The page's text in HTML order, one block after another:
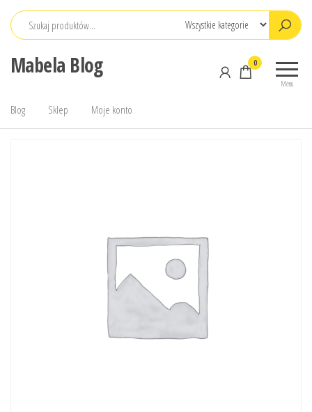
Przejdź
Mabela Blog
Menu
0
Blog Sklep Moje konto